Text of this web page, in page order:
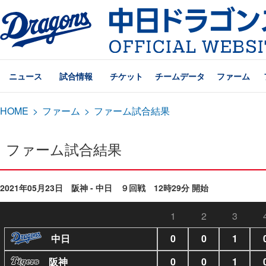
ニュース 試合情報 チケット チームデータ ファーム
HOME > ファーム > ファーム試合結果
ファーム試合結果
2021年05月23日 阪神 - 中日 ９回戦 12時29分 開始
1 2 3
中日
0 0 1
阪神
0 0 1